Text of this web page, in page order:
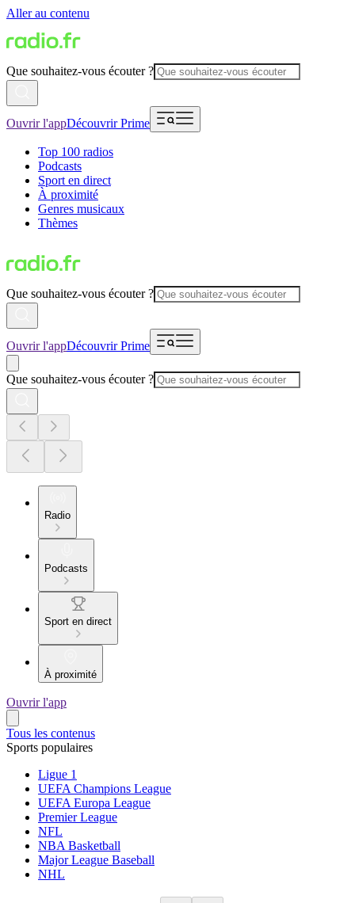
Aller au contenu
Que souhaitez-vous écouter ?
Ouvrir l'appDécouvrir Prime
Top 100 radios
Podcasts
Sport en direct
À proximité
Genres musicaux
Thèmes
Que souhaitez-vous écouter ?
Ouvrir l'appDécouvrir Prime
Que souhaitez-vous écouter ?
Radio
Podcasts
Sport en direct
À proximité
Ouvrir l'app
Tous les contenus
Sports populaires
Ligue 1
UEFA Champions League
UEFA Europa League
Premier League
NFL
NBA Basketball
Major League Baseball
NHL